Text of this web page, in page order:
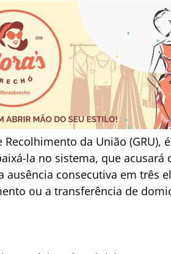
da União (GRU),
la no sistema, que acusará
consecutiva em três
ou a transferência de